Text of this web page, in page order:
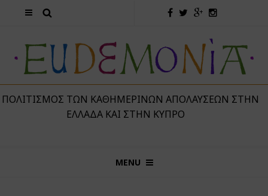
ΤΩΝ ΚΑΘΗΜΕΡΙΝΏΝ ΑΠΟΛΑΎΣΕΩΝ ΣΤΗΝ
ΕΛΛΆΔΑ ΚΑΙ ΣΤΗΝ ΚΎΠΡΟ
MENU